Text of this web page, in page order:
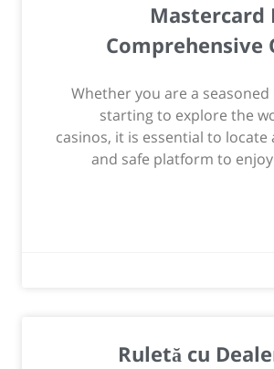
Mastercard
Comprehensive
Whether you are a
starting to explore the
casinos, it is essential to
and safe platform to
Ruletă cu